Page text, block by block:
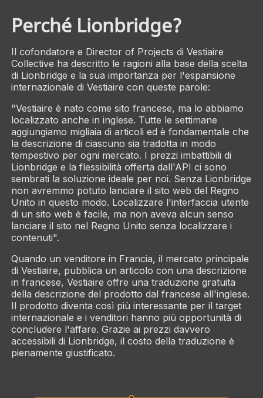
Perché Lionbridge?
Il cofondatore e Director of Projects di Vestiaire
Collective ha descritto le ragioni alla base della scelta
di Lionbridge e la sua importanza per l'espansione
internazionale di Vestiaire con queste parole:
"Vestiaire è nato come sito francese, ma lo abbiamo
localizzato anche in inglese. Tutte le settimane
aggiungiamo migliaia di articoli ed è fondamentale che
la descrizione di ciascuno sia tradotta in modo
tempestivo per ogni mercato. I prezzi imbattibili di
Lionbridge e la flessibilità offerta dall'API ci sono
sembrati la soluzione ideale per noi. Senza Lionbridge
non avremmo potuto lanciare il sito web del Regno
Unito in questo modo. Localizzare l'interfaccia utente
di un sito web è facile, ma non aveva alcun senso
lanciare il sito nel Regno Unito senza localizzare i
contenuti".
Quando un venditore in Francia, il mercato principale
di Vestiaire, pubblica un articolo con una descrizione
in francese, Vestiaire offre una traduzione gratuita
della descrizione del prodotto dal francese all'inglese.
Il prodotto diventa così più interessante per il target
internazionale e i venditori hanno più opportunità di
concludere l'affare. Grazie ai prezzi davvero
accessibili di Lionbridge, il costo della traduzione è
pienamente giustificato.